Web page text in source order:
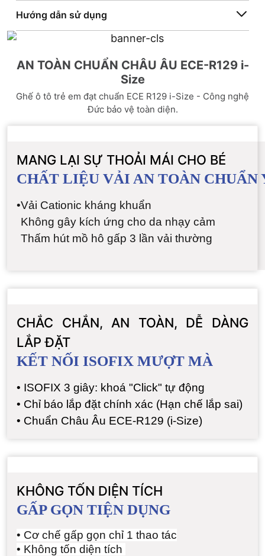
Hướng dẫn sử dụng
AN TOÀN CHUẨN CHÂU ÂU ECE-R129 i-
Size
Ghế ô tô trẻ em đạt chuẩn ECE R129 i-Size - Công nghệ
Đức bảo vệ toàn diện.
MANG LẠI SỰ THOẢI MÁI CHO BÉ
CHẤT LIỆU VẢI AN TOÀN CHUẨN
•Vải Cationic kháng khuẩn
Không gây kích ứng cho da nhạy cảm
Thấm hút mồ hô gấp 3 lần vải thường
CHẮC CHẮN, AN TOÀN, DỄ DÀNG
LẮP ĐẶT
KẾT NỐI ISOFIX MƯỢT MÀ
• ISOFIX 3 giây: khoá "Click" tự động
• Chỉ báo lắp đặt chính xác (Hạn chế lắp sai)
• Chuẩn Châu Âu ECE-R129 (i-Size)
KHÔNG TỐN DIỆN TÍCH
GẤP GỌN TIỆN DỤNG
• Cơ chế gấp gọn chỉ 1 thao tác
• Không tốn diện tích